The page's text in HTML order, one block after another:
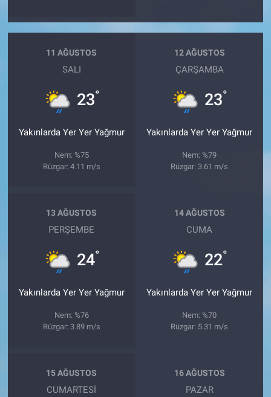
11 AĞUSTOS
SALI
23°
Yakınlarda Yer Yer Yağmur
Nem: %75
Rüzgar: 4.11 m/s
12 AĞUSTOS
ÇARŞAMBA
23°
Yakınlarda Yer Yer Yağmur
Nem: %79
Rüzgar: 3.61 m/s
13 AĞUSTOS
PERŞEMBE
24°
Yakınlarda Yer Yer Yağmur
Nem: %76
Rüzgar: 3.89 m/s
14 AĞUSTOS
CUMA
22°
Yakınlarda Yer Yer Yağmur
Nem: %70
Rüzgar: 5.31 m/s
15 AĞUSTOS
CUMARTESI
16 AĞUSTOS
PAZAR